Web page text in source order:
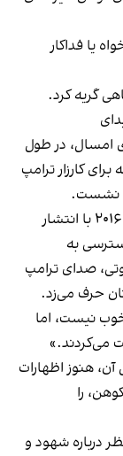
یا فداکار
گریه کرد.
امسال، در طول
کارزار ترامپ
نشست.
هیکس گفت که کارزار انتخاباتی ترامپ در سال ۲۰۱۶ با انتشار
به
صدای ترامپ
حرف می‌زد.
نیست، اما
می‌کردند.»
هنوز اظهارات
را
درباره شهود و